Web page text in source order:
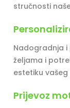
stručnosti
Nadogradnja i
željama i
estetiku
Prijevoz